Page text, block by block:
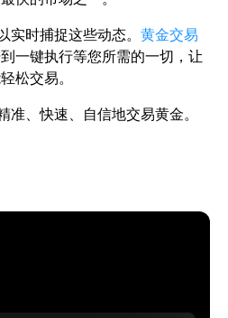
时捕捉这些动态。 黄金交易
一键执行等您所需的一切，让
松交易。
准、快速、自信地交易黄金。